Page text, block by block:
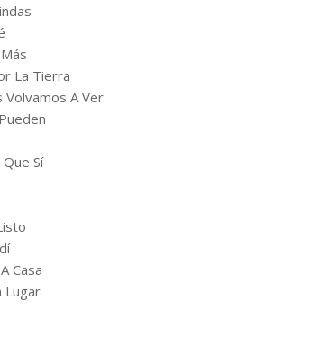
La Tierra
Volvamos A Ver
Sí
Casa
Lugar